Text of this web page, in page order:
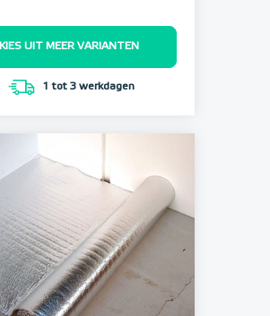
KIES UIT MEER VARIANTEN
1 tot 3 werkdagen